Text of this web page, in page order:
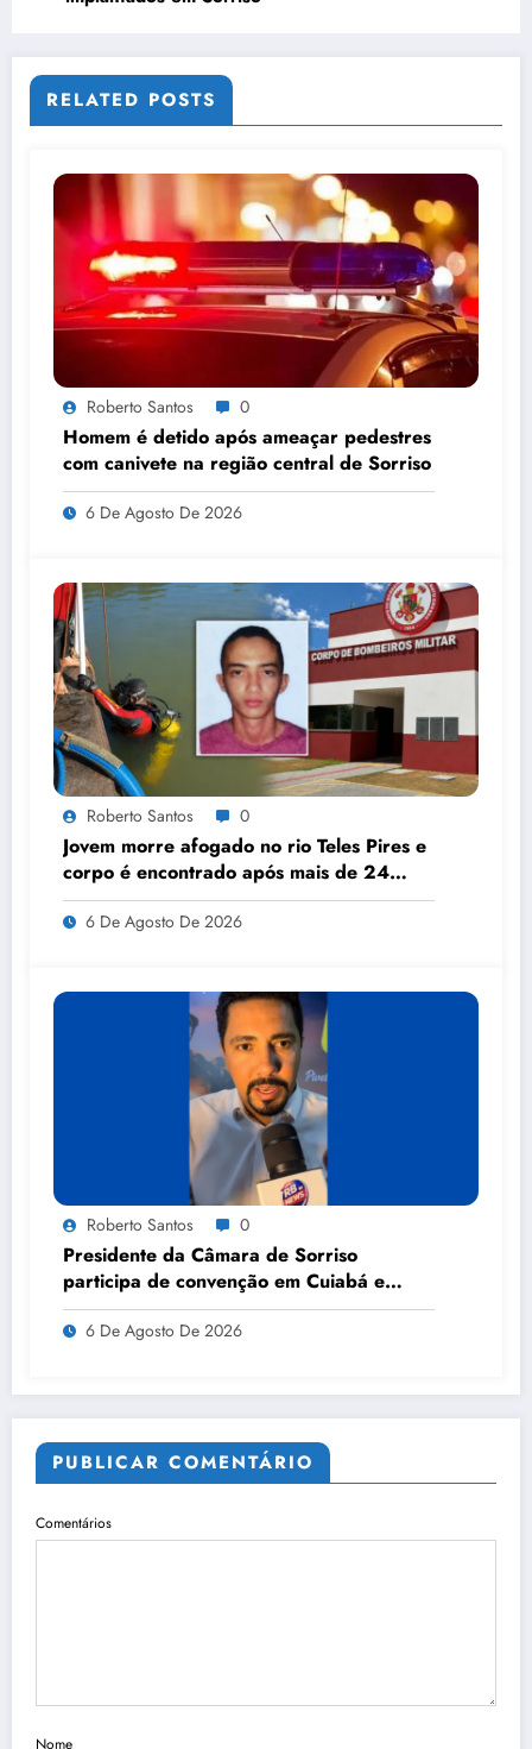
RELATED POSTS
Roberto Santos 0
Homem é detido após ameaçar pedestres
com canivete na região central de Sorriso
6 De Agosto De 2026
Roberto Santos 0
Jovem morre afogado no rio Teles Pires e
corpo é encontrado após mais de 24
horas de buscas
6 De Agosto De 2026
Roberto Santos 0
Presidente da Câmara de Sorriso
participa de convenção em Cuiabá e
anuncia apoio a candidatos nas eleições
6 De Agosto De 2026
PUBLICAR COMENTÁRIO
Comentários
Nome